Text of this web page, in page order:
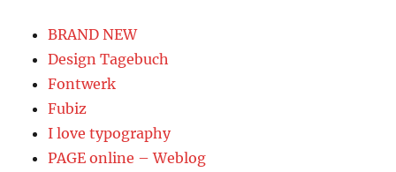
BRAND NEW
Design Tagebuch
Fontwerk
Fubiz
I love typography
PAGE online – Weblog